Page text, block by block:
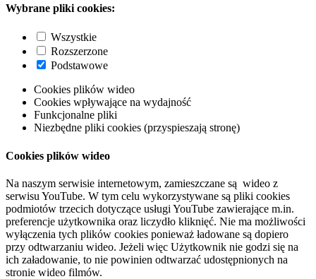
Wybrane pliki cookies:
Wszystkie
Rozszerzone
Podstawowe
Cookies plików wideo
Cookies wpływające na wydajność
Funkcjonalne pliki
Niezbędne pliki cookies (przyspieszają stronę)
Cookies plików wideo
Na naszym serwisie internetowym, zamieszczane są wideo z
serwisu YouTube. W tym celu wykorzystywane są pliki cookies
podmiotów trzecich dotyczące usługi YouTube zawierające m.in.
preferencje użytkownika oraz liczydło kliknięć. Nie ma możliwości
wyłączenia tych plików cookies ponieważ ładowane są dopiero
przy odtwarzaniu wideo. Jeżeli więc Użytkownik nie godzi się na
ich załadowanie, to nie powinien odtwarzać udostępnionych na
stronie wideo filmów.